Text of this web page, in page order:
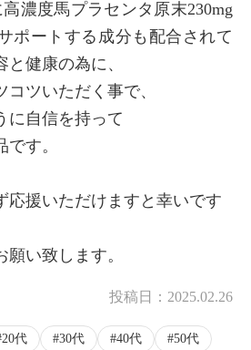
商品紹介
濃度馬プラセンタ原末230mg
ポートする成分も配合されて
健康の為に、
ツいただく事で、
に自信を持って
す。
応援いただけますと幸いです
い致します。
投稿日： 2025.02.26
20代 30代 40代
50代